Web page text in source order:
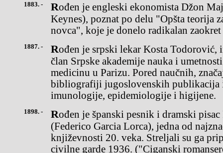
1883. - Rođen je engleski ekonomista Džon Majnard Kejnz (John Maynard
Keynes), poznat po delu "Opšta teorija
novca", koje je donelo radikalan
1887. - Rođen je srpski lekar Kosta Todorović, infektolog i mikrobiolog,
član Srpske akademije nauka i
medicinu u Parizu. Pored naučnih,
bibliografiji jugoslovenskih
imunologije, epidemiologije i higijene.
1898. - Rođen je španski pesnik i dramski pisac Federiko Garsija Lorka
(Federico Garcia Lorca), jedna od
književnosti 20. veka. Streljali su ga
civilne garde 1936. ("Ciganski